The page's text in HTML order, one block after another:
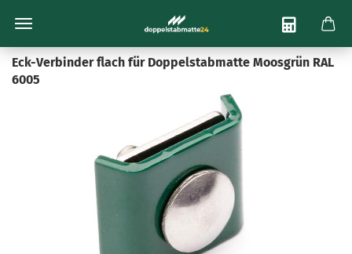
Telefon-Beratung:
Eck-Verbinder flach für Doppelstabmatte Moosgrün RAL
6005